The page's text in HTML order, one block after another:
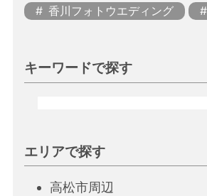
香川フォトウエディング
キーワードで探す
エリアで探す
高松市周辺